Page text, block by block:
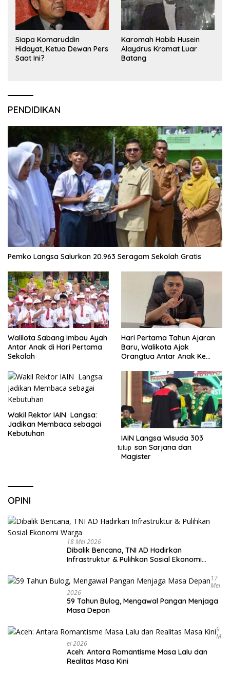
Siapa Komaruddin
Hidayat, Ketua Dewan Pers
Saat Ini?
Karomah Habib Husein
Alaydrus Kramat Luar
Batang
PENDIDIKAN
Pemko Langsa Salurkan 20.963 Seragam Sekolah Gratis
Walilota Sabang Imbau Ayah
Antar Anak di Hari Pertama
Sekolah
Hari Pertama Tahun Ajaran
Baru, Walikota Ajak
Orangtua Antar Anak Ke
Wakil Rektor IAIN Langsa:
Jadikan Membaca sebagai
Kebutuhan
IAIN Langsa Wisuda 303
Lulusan Sarjana dan
Magister
OPINI
18 Mei 2026
Dibalik Bencana, TNI AD Hadirkan
Infrastruktur & Pulihkan Sosial Ekonomi
17
Mei
2026
59 Tahun Bulog, Mengawal Pangan Menjaga
Masa Depan
9
M
Ei 2026
Aceh: Antara Romantisme Masa Lalu dan
Realitas Masa Kini
tutup